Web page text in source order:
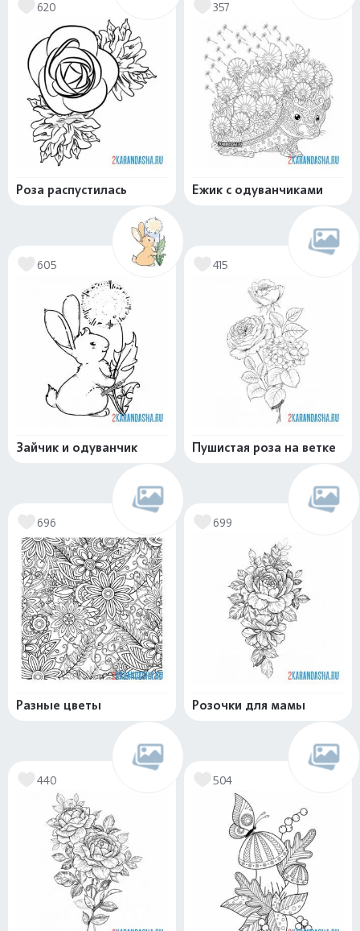
620
Роза распустилась
357
Ежик с одуванчиками
605
Зайчик и одуванчик
415
Пушистая роза на ветке
696
Разные цветы
699
Розочки для мамы
440 504